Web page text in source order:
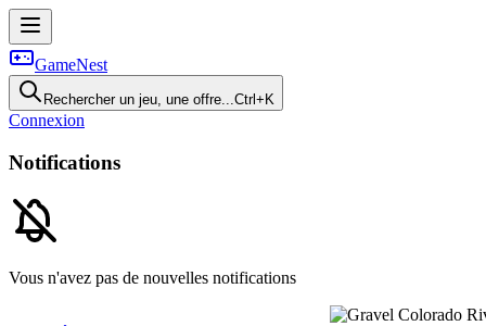
GameNest
Rechercher un jeu, une offre...Ctrl+K
Connexion
Notifications
Vous n'avez pas de nouvelles notifications